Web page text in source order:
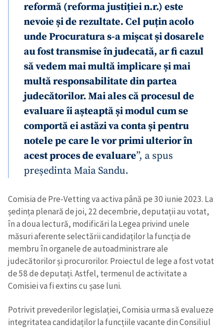
Trimite o informație
Despre ZdG
in English
на русском
reformă (reforma justiției n.r.) este
nevoie și de rezultate. Cel puțin acolo
unde Procuratura s-a mișcat și dosarele
au fost transmise în judecată, ar fi cazul
să vedem mai multă implicare și mai
multă responsabilitate din partea
judecătorilor. Mai ales că procesul de
evaluare îi așteaptă și modul cum se
comportă ei astăzi va conta și pentru
notele pe care le vor primi ulterior în
acest proces de evaluare”, a spus
președinta Maia Sandu.
Comisia de Pre-Vetting va activa până pe 30 iunie 2023. La
ședința plenară de joi, 22 decembrie, deputații au votat,
în a doua lectură, modificări la Legea privind unele
măsuri aferente selectării candidaților la funcția de
membru în organele de autoadministrare ale
judecătorilor și procurorilor. Proiectul de lege a fost votat
de 58 de deputați. Astfel, termenul de activitate a
Comisiei va fi extins cu șase luni.
Potrivit prevederilor legislației, Comisia urma să evalueze
integritatea candidaților la funcțiile vacante din Consiliul